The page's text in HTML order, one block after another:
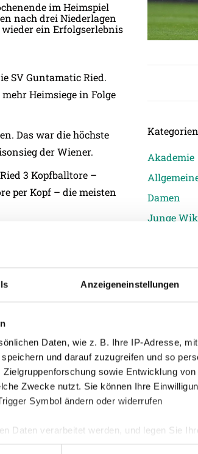
Anzeigeneinstellungen
Daten, wie z. B. Ihre IP-Adresse,
und darauf zuzugreifen und so
sowie Entwicklung
Zwecke nutzt. Sie können Ihre
Symbol ändern oder widerrufen
Daten verarbeitet werden, und legen Sie
im Heimspiel
nach drei Niederlagen
ein Erfolgserlebnis
SV Guntamatic Ried.
Heimsiege in Folge
Das war die höchste
der Wiener.
3 Kopfballtore –
per Kopf – die meisten
torlos – wie
– kein Spieler in
Saisonspiele, Walch 13
Akademie
Damen
Junge
Ticketing